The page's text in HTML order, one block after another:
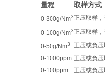
量程
取样方式
0-300g/Nm3正压取样
0-100g/Nm3正压取样
0-50g/Nm3
正压或负
0-1000ppm 正压或负
0-100ppm
正压或负